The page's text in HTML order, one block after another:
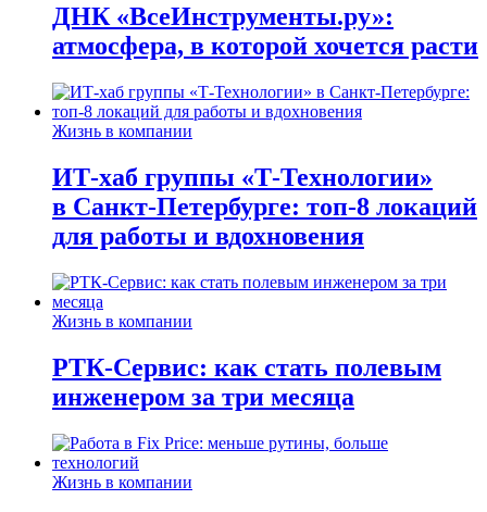
ДНК «ВсеИнструменты.ру»:
атмосфера, в которой хочется расти
Жизнь в компании
ИТ-хаб группы «Т-Технологии»
в Санкт-Петербурге: топ-8 локаций
для работы и вдохновения
Жизнь в компании
РТК-Сервис: как стать полевым
инженером за три месяца
Жизнь в компании